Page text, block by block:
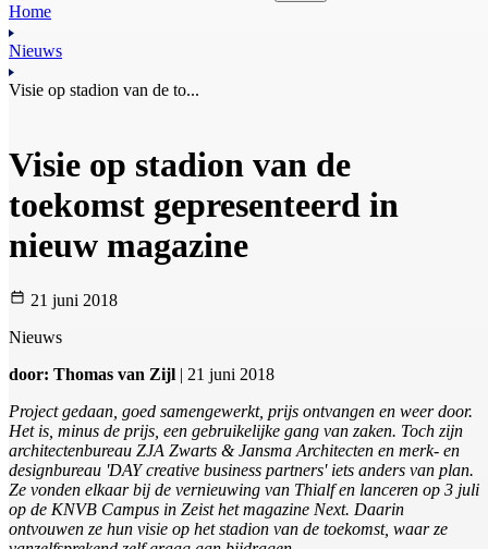
Home
Nieuws
Visie op stadion van de to...
Visie op stadion van de
toekomst gepresenteerd in
nieuw magazine
21 juni 2018
Nieuws
door: Thomas van Zijl | 21 juni 2018
Project gedaan, goed samengewerkt, prijs ontvangen en weer door.
Het is, minus de prijs, een gebruikelijke gang van zaken. Toch zijn
architectenbureau ZJA Zwarts & Jansma Architecten en merk- en
designbureau 'DAY creative business partners' iets anders van plan.
Ze vonden elkaar bij de vernieuwing van Thialf en lanceren op 3 juli
op de KNVB Campus in Zeist het magazine Next. Daarin
ontvouwen ze hun visie op het stadion van de toekomst, waar ze